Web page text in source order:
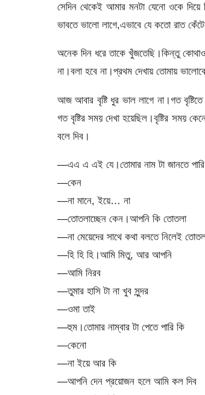
সেদিন থেকেই আমার মনটা যেনো ওকে দিয়ে
ভাবতে ভালো লাগে,এভাবে যে কতো রাত
অনেক দিন ধরে তাকে খুঁজতেছি।কিন্তু
না।বলা হবে না।প্রথম দেখায় তোমায়
আজ আবার বৃষ্টি ধুর ভাল লাগে না।গত
গত বৃষ্টির সময় দেখা হয়েছিল।বৃষ্টির সময়
বলে দিব।
—এএ এ এই যে।তোমার নাম টা জানতে
—কেন
—না মানে, ইয়ে… না
—তোতলাচ্ছেন কেন।আপনি কি তোতলা
—না মেয়েদের সাথে কথা বলতে নিলেই
—হি হি হি।আমি মিতু, আর আপনি
—আমি নিরব
—তুমার হাসি টা না খুব সুন্দর
—ওমা তাই
—হুম।তোমার নাম্বার টা পেতে পারি কি
—কেনো
—না ইয়ে আর কি
—আপনি দেন প্রয়োজন হলে আমি কল দিব